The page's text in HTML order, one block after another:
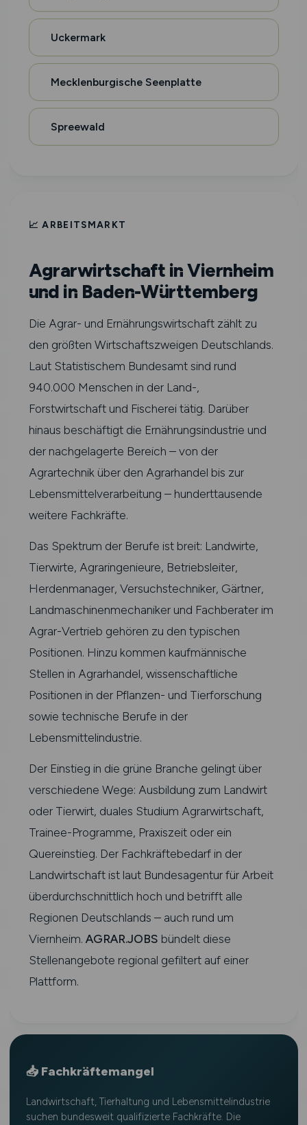
Uckermark
Mecklenburgische Seenplatte
Spreewald
📈 ARBEITSMARKT
Agrarwirtschaft in Viernheim
und in Baden-Württemberg
Die Agrar- und Ernährungswirtschaft zählt zu
den größten Wirtschaftszweigen Deutschlands.
Laut Statistischem Bundesamt sind rund
940.000 Menschen in der Land-,
Forstwirtschaft und Fischerei tätig. Darüber
hinaus beschäftigt die Ernährungsindustrie und
der nachgelagerte Bereich – von der
Agrartechnik über den Agrarhandel bis zur
Lebensmittelverarbeitung – hunderttausende
weitere Fachkräfte.
Das Spektrum der Berufe ist breit: Landwirte,
Tierwirte, Agraringenieure, Betriebsleiter,
Herdenmanager, Versuchstechniker, Gärtner,
Landmaschinenmechaniker und Fachberater im
Agrar-Vertrieb gehören zu den typischen
Positionen. Hinzu kommen kaufmännische
Stellen in Agrarhandel, wissenschaftliche
Positionen in der Pflanzen- und Tierforschung
sowie technische Berufe in der
Lebensmittelindustrie.
Der Einstieg in die grüne Branche gelingt über
verschiedene Wege: Ausbildung zum Landwirt
oder Tierwirt, duales Studium Agrarwirtschaft,
Trainee-Programme, Praxiszeit oder ein
Quereinstieg. Der Fachkräftebedarf in der
Landwirtschaft ist laut Bundesagentur für Arbeit
überdurchschnittlich hoch und betrifft alle
Regionen Deutschlands – auch rund um
Viernheim. AGRAR.JOBS bündelt diese
Stellenangebote regional gefiltert auf einer
Plattform.
📥 Fachkräftemangel
Landwirtschaft, Tierhaltung und Lebensmittelindustrie
suchen bundesweit qualifizierte Fachkräfte. Die